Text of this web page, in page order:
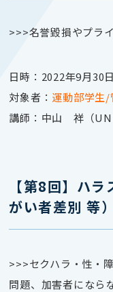
>>>名誉毀損やプラ
日時：2022年9月30
対象者： 運動部学生
講師：中山 祥（
【第8回】ハラ
がい者差別 等
>>>セクハラ・性・
問題、加害者になら